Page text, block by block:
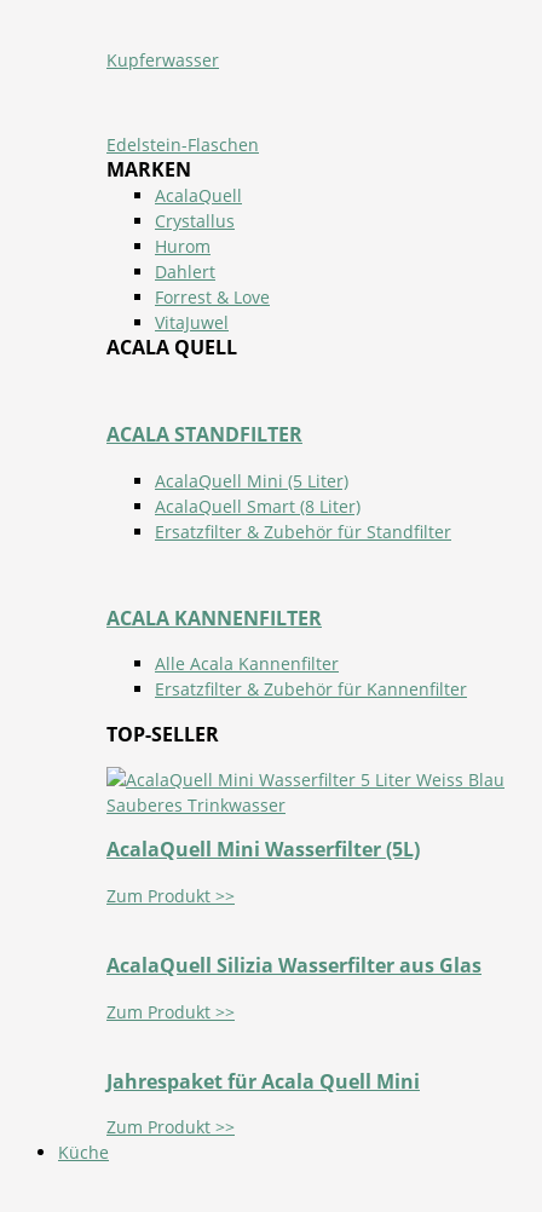
Kupferwasser
Edelstein-Flaschen
MARKEN
AcalaQuell
Crystallus
Hurom
Dahlert
Forrest & Love
VitaJuwel
ACALA QUELL
ACALA STANDFILTER
AcalaQuell Mini (5 Liter)
AcalaQuell Smart (8 Liter)
Ersatzfilter & Zubehör für Standfilter
ACALA KANNENFILTER
Alle Acala Kannenfilter
Ersatzfilter & Zubehör für Kannenfilter
TOP-SELLER
AcalaQuell Mini Wasserfilter (5L)
Zum Produkt >>
AcalaQuell Silizia Wasserfilter aus Glas
Zum Produkt >>
Jahrespaket für Acala Quell Mini
Zum Produkt >>
Küche